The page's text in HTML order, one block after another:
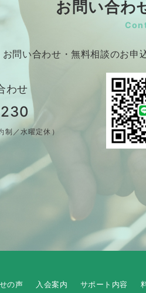
お問い合わ
お問い合わせ・無料相談のお申
わせ
制／水曜定休）
の声 入会案内 サポート内容